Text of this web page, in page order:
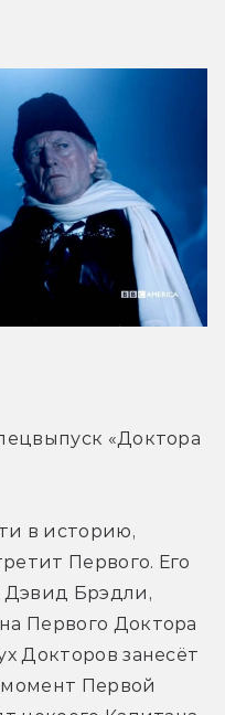
«Доктора
в историю,
Первого. Его
Дэвид Брэдли,
Первого Доктора
Докторов занесёт
Первой